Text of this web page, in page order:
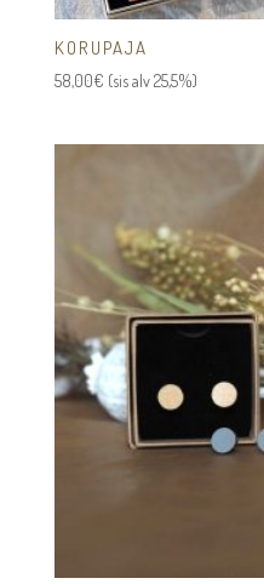
KORUPAJA
58,00€ (sis alv 25,5%)